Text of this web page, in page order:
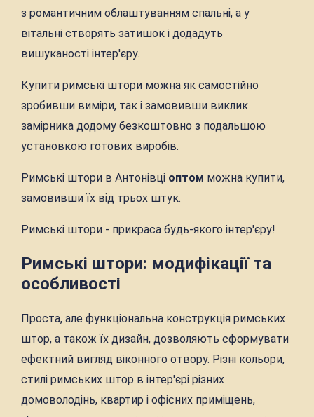
з романтичним облаштуванням спальні, а у
вітальні створять затишок і додадуть
вишуканості інтер'єру.
Купити римські штори можна як самостійно
зробивши виміри, так і замовивши виклик
замірника додому безкоштовно з подальшою
установкою готових виробів.
Римські штори в Антонівці оптом можна купити,
замовивши їх від трьох штук.
Римські штори - прикраса будь-якого інтер'єру!
Римські штори: модифікації та
особливості
Проста, але функціональна конструкція римських
штор, а також їх дизайн, дозволяють сформувати
ефектний вигляд віконного отвору. Різні кольори,
стилі римських штор в інтер'єрі різних
домоволодінь, квартир і офісних приміщень,